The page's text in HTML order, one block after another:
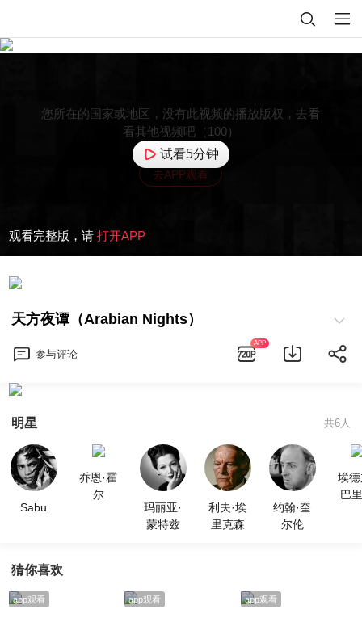
您所在的国家或地区，没有此视频的播放版权，去看
看其他视频吧（100）
去APP观看
试看5分钟
观看完整版，请 打开APP
天方夜谭（Arabian Nights）
参与评论
APP
明星 共6人
Sabu
乔恩·霍
尔
玛丽亚·
蒙特兹
利夫·埃
里克森
约翰·奎
尔伦
埃德
巴
猜你喜欢
app观看 app观看 app观看